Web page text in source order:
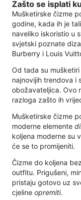
Zašto se isplati
Mušketirske čizme
godine, kada ih je
naveliko iskoristio u
svjetski poznate
Burberry i Louis
Od tada su
najnovijih trendova i
obožavateljica. Ovo
razloga zašto ih
Mušketirske čizme
moderne elemente
koljena moderne su
će se to promijeniti.
Čizme do koljena
outfitu. Prigušeni,
pristaju gotovo uz
cjeline opremiti.